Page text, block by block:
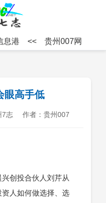
息港 << 贵州007网
眼高手低
7志 作者：贵州007
创投合伙人刘芹从
人如何做选择、选